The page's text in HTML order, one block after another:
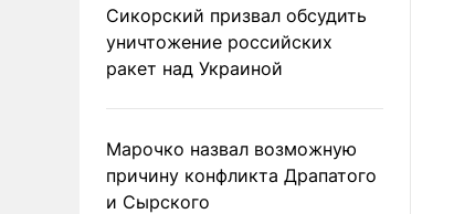
Сикорский призвал обсудить
уничтожение российских
ракет над Украиной
Марочко назвал возможную
причину конфликта Драпатого
и Сырского